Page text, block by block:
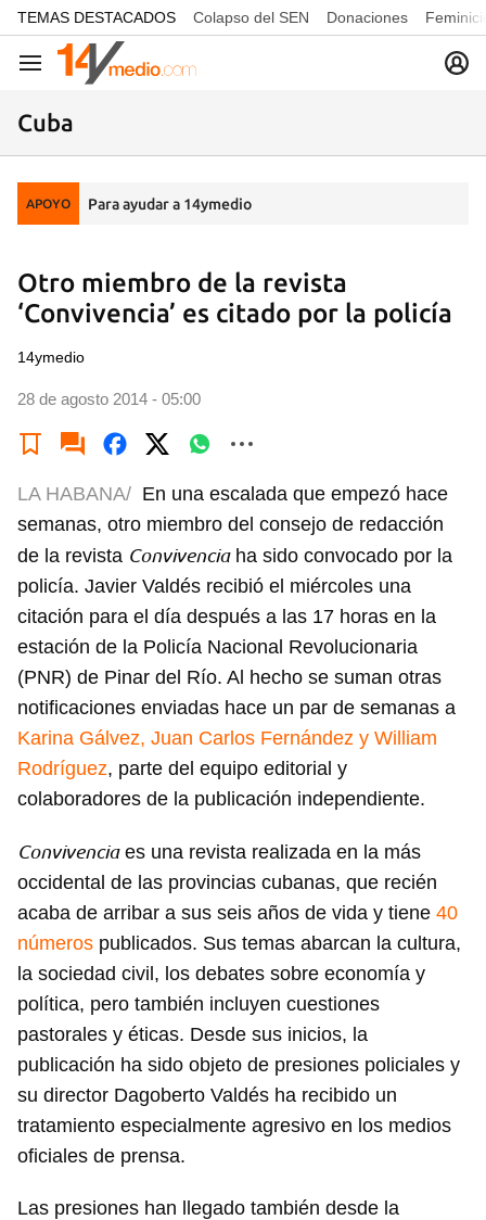
common.go-to-content
TEMAS DESTACADOS Colapso del SEN Donaciones
Navegación
Cuba
APOYO Para ayudar a 14ymedio
Otro miembro de la revista
‘Convivencia’ es citado por la policía
14ymedio
28 de agosto 2014 - 05:00
LA HABANA/ En una escalada que empezó hace
semanas, otro miembro del consejo de redacción
de la revista Convivenciaha sido convocado por la
policía. Javier Valdés recibió el miércoles una
citación para el día después a las 17 horas en la
estación de la Policía Nacional Revolucionaria
(PNR) de Pinar del Río. Al hecho se suman otras
notificaciones enviadas hace un par de semanas a
Karina Gálvez, Juan Carlos Fernández y William
Rodríguez, parte del equipo editorial y
colaboradores de la publicación independiente.
Convivenciaes una revista realizada en la más
occidental de las provincias cubanas, que recién
acaba de arribar a sus seis años de vida y tiene 40
números publicados. Sus temas abarcan la cultura,
la sociedad civil, los debates sobre economía y
política, pero también incluyen cuestiones
pastorales y éticas. Desde sus inicios, la
publicación ha sido objeto de presiones policiales y
su director Dagoberto Valdés ha recibido un
tratamiento especialmente agresivo en los medios
oficiales de prensa.
Las presiones han llegado también desde la